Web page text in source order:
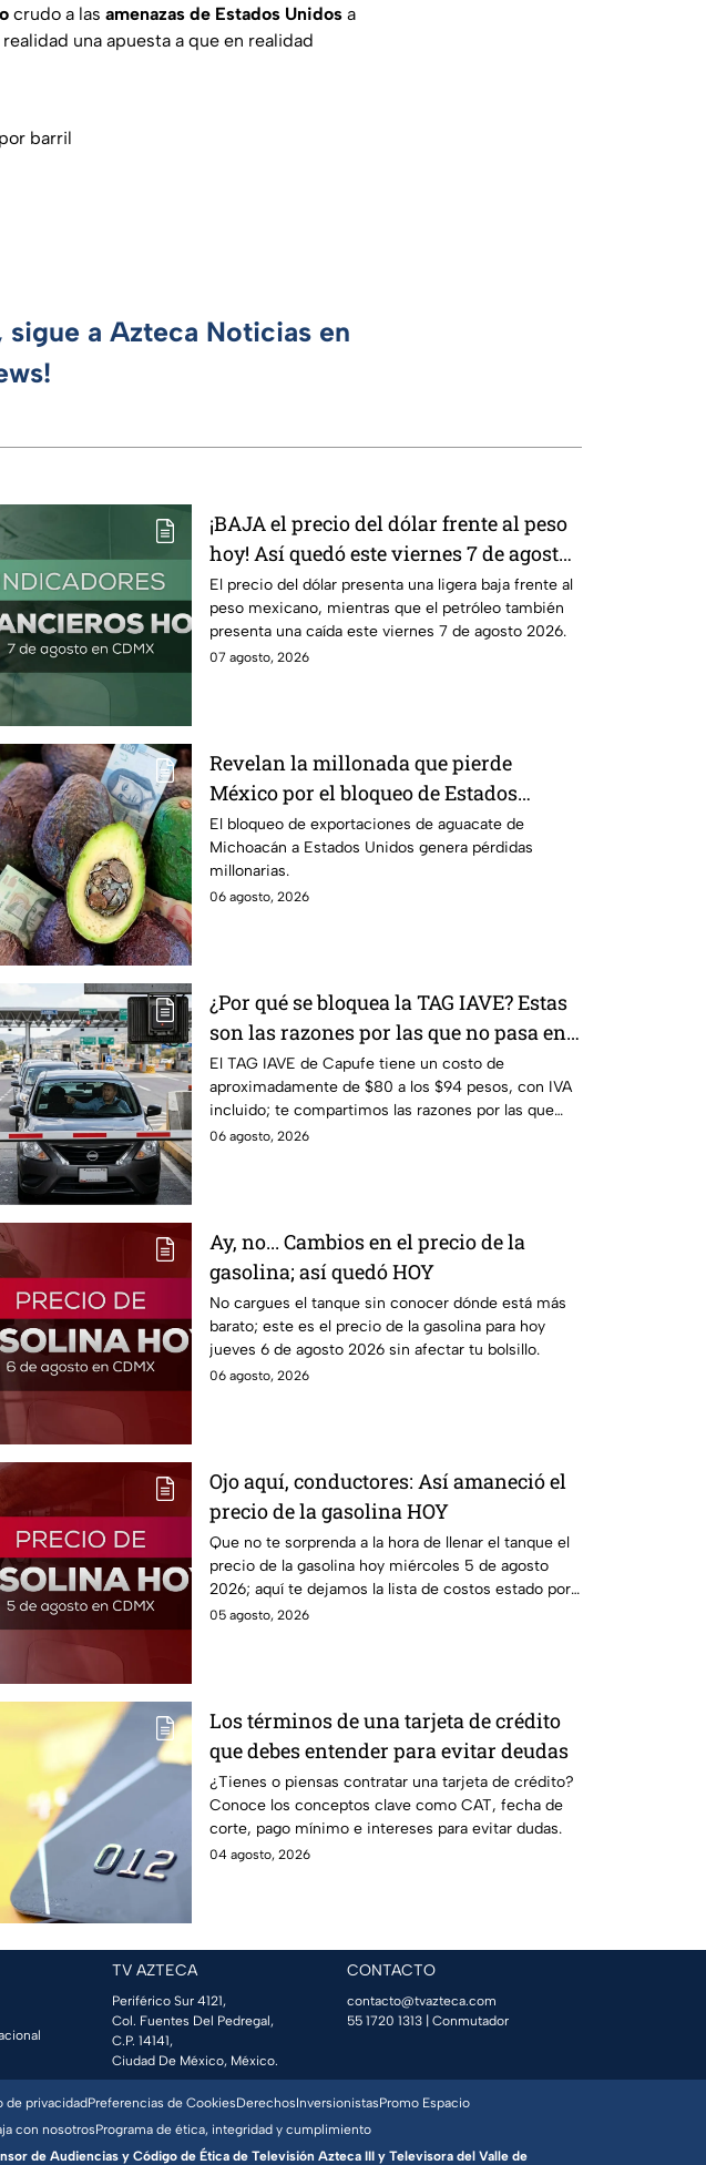
crudo a las amenazas de Estados Unidos a
una apuesta a que en realidad
barril
a Azteca Noticias en
¡BAJA el precio del dólar frente al peso
hoy! Así quedó este viernes 7 de agosto
2026
El precio del dólar presenta una ligera baja frente al
peso mexicano, mientras que el petróleo también
presenta una caída este viernes 7 de agosto 2026.
07 agosto, 2026
Revelan la millonada que pierde
México por el bloqueo de Estados
Unidos al aguate de Michoacán
El bloqueo de exportaciones de aguacate de
Michoacán a Estados Unidos genera pérdidas
millonarias.
06 agosto, 2026
¿Por qué se bloquea la TAG IAVE? Estas
son las razones por las que no pasa en
la caseta
El TAG IAVE de Capufe tiene un costo de
aproximadamente de $80 a los $94 pesos, con IVA
incluido; te compartimos las razones por las que
podría bloquearse.
06 agosto, 2026
Ay, no... Cambios en el precio de la
gasolina; así quedó HOY
No cargues el tanque sin conocer dónde está más
barato; este es el precio de la gasolina para hoy
jueves 6 de agosto 2026 sin afectar tu bolsillo.
06 agosto, 2026
Ojo aquí, conductores: Así amaneció el
precio de la gasolina HOY
Que no te sorprenda a la hora de llenar el tanque el
precio de la gasolina hoy miércoles 5 de agosto
2026; aquí te dejamos la lista de costos estado por
estado.
05 agosto, 2026
Los términos de una tarjeta de crédito
que debes entender para evitar deudas
¿Tienes o piensas contratar una tarjeta de crédito?
Conoce los conceptos clave como CAT, fecha de
corte, pago mínimo e intereses para evitar dudas.
04 agosto, 2026
TV AZTECA
Periférico Sur 4121,
Col. Fuentes Del Pedregal,
C.P. 14141,
Ciudad De México, México.
CONTACTO
contacto@tvazteca.com
55 1720 1313 | Conmutador
de privacidadPreferencias de CookiesDerechosInversionistasPromo Espacio
con nosotrosPrograma de ética, integridad y cumplimiento
de Audiencias y Código de Ética de Televisión Azteca III y Televisora del Valle de